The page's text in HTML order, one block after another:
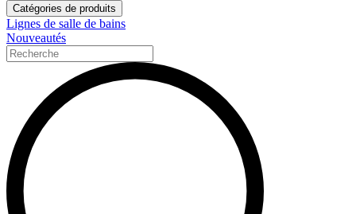
Catégories de produits
Lignes de salle de bains
Nouveautés